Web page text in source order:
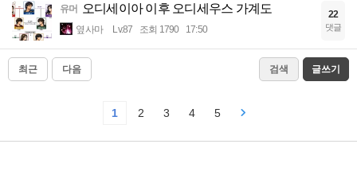
유머 오디세이아 이후 오디세우스 가계도
옆사마 Lv.87 조회 1790 17:50
22
댓글
최근 다음 검색 글쓰기
1 2 3 4 5